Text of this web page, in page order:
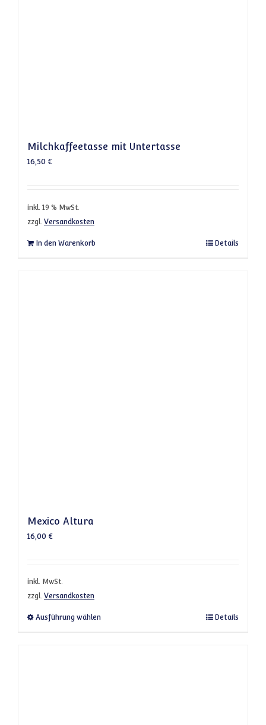
Milchkaffeetasse mit Untertasse
16,50 €
inkl. 19 % MwSt.
zzgl. Versandkosten
In den Warenkorb Details
Mexico Altura
16,00 €
inkl. MwSt.
zzgl. Versandkosten
Ausführung wählen Dieses Produkt weist mehrere Varianten
Details